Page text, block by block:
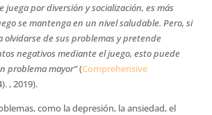
juega por diversión y socialización, es más
se mantenga en un nivel saludable. Pero, si
olvidarse de sus problemas y pretende
negativos mediante el juego, esto puede
problema mayor”(Comprehensive
, 2019).
como la depresión, la ansiedad, el